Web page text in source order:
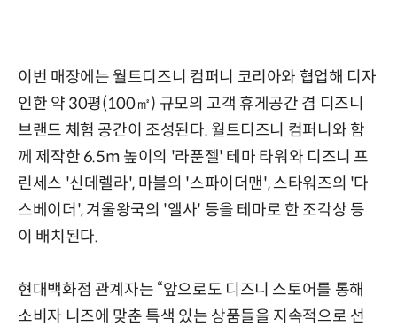
이번 매장에는 월트디즈니 컴퍼니 코리아와 협업해 디자
인한 약 30평(100㎡) 규모의 고객 휴게공간 겸 디즈니
브랜드 체험 공간이 조성된다. 월트디즈니 컴퍼니와 함
께 제작한 6.5m 높이의 '라푼젤' 테마 타워와 디즈니 프
린세스 '신데렐라', 마블의 '스파이더맨', 스타워즈의 '다
스베이더', 겨울왕국의 '엘사' 등을 테마로 한 조각상 등
이 배치된다.
현대백화점 관계자는 “앞으로도 디즈니 스토어를 통해
소비자 니즈에 맞춘 특색 있는 상품들을 지속적으로 선